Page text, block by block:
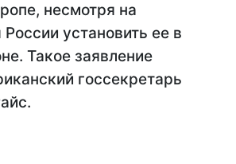
несмотря на
установить ее в
Такое заявление
госсекретарь